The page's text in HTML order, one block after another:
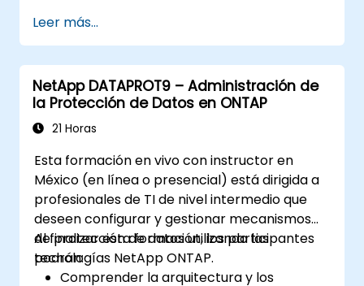
control de acceso.
Monitorear y solucionar problemas en
entornos de clústeres ONTAP.
Leer más...
NetApp DATAPROT9 – Administración de
la Protección de Datos en ONTAP
21 Horas
Esta formación en vivo con instructor en
México (en línea o presencial) está dirigida a
profesionales de TI de nivel intermedio que
deseen configurar y gestionar mecanismos
de protección de datos utilizando las
tecnologías NetApp ONTAP.
Al finalizar esta formación, los participantes
podrán:
Comprender la arquitectura y los